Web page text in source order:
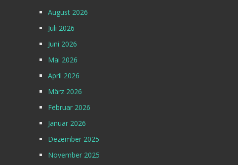
August 2026
Juli 2026
Juni 2026
Mai 2026
April 2026
März 2026
Februar 2026
Januar 2026
Dezember 2025
November 2025